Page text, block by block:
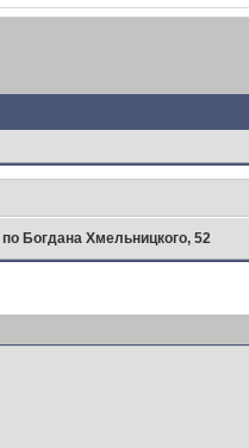
Богдана Хмельницкого, 52